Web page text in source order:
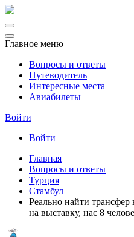
Главное меню
Вопросы и ответы
Путеводитель
Интересные места
Авиабилеты
Войти
Войти
Главная
Вопросы и ответы
Турция
Стамбул
Реально найти
на выставку, нас 8